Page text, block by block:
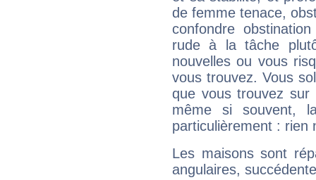
de femme tenace,
confondre
rude à la tâche
nouvelles ou vous
vous trouvez. Vous
que vous trouvez
même si souvent,
particulièrement : rien
Les maisons sont
angulaires,